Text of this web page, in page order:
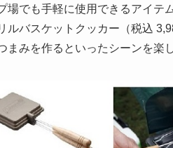
場でも手軽に使用できるアイテ
ルバスケットクッカー（税込
まみを作るといったシーンを楽